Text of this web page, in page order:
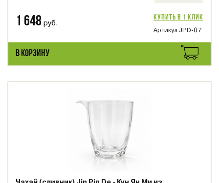
1 648 руб.
Купить в 1 клик
Артикул JPD-07
В КОРЗИНУ